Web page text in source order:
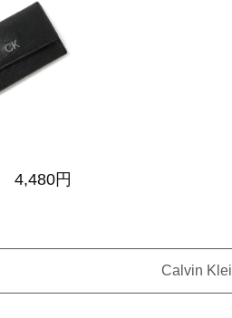
4,480円
Calvin